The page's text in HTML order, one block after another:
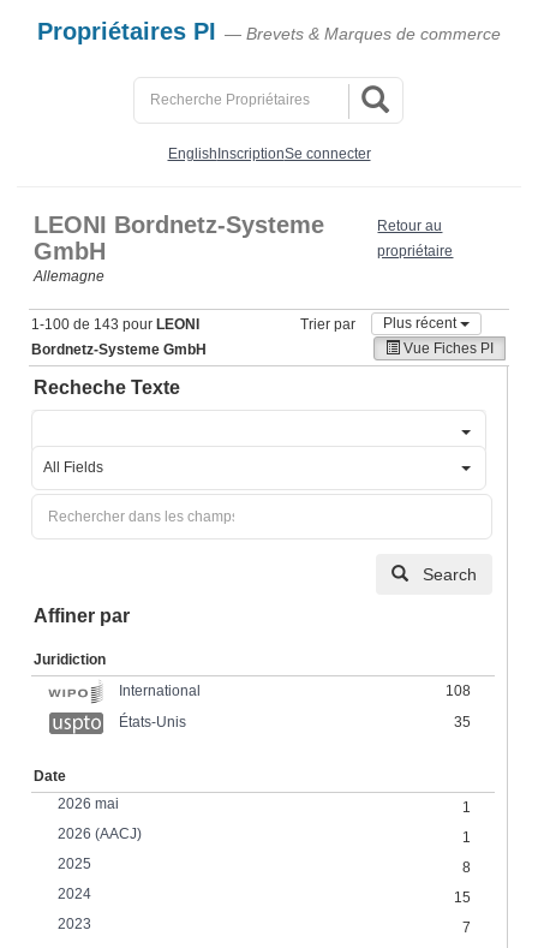
Propriétaires PI — Brevets & Marques de commerce
English InscriptionSe connecter
LEONI Bordnetz-Systeme
GmbH
Allemagne
Retour au
propriétaire
1-100 de 143 pour LEONI
Bordnetz-Systeme GmbH
Trier par
Plus récent
Vue Fiches PI
Recheche Texte
All Fields
Search
Affiner par
Juridiction
International
108
États-Unis
35
Date
2026 mai
1
2026 (AACJ)
1
2025
8
2024
15
2023
7